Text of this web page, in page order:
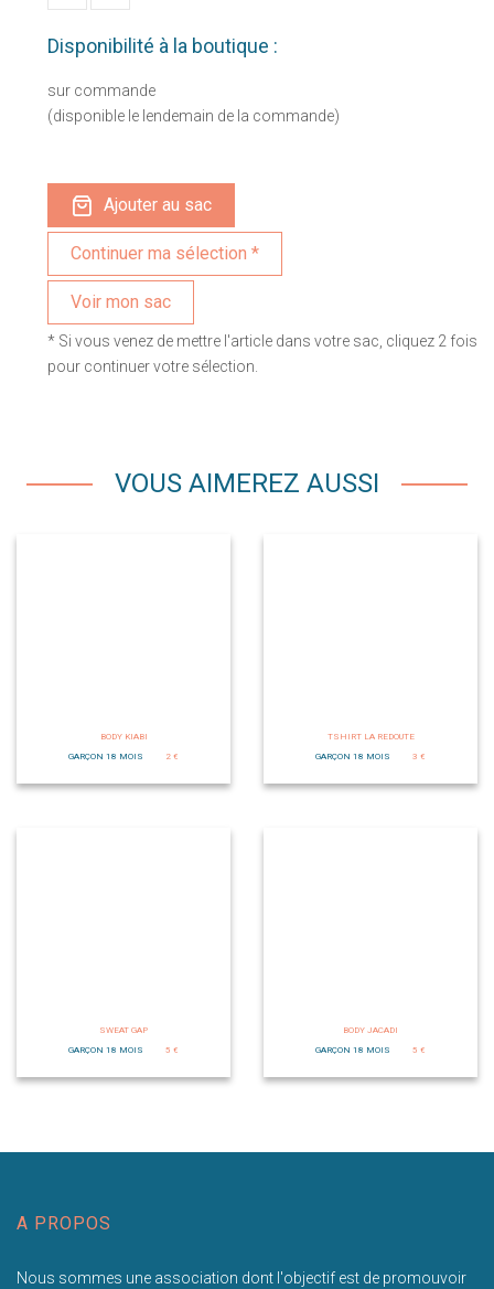
Disponibilité à la boutique :
sur commande
(disponible le lendemain de la commande)
Ajouter au sac
Voir mon sac
* Si vous venez de mettre l'article dans votre sac, cliquez 2 fois
pour continuer votre sélection.
VOUS AIMEREZ AUSSI
BODY KIABI
GARÇON 18 MOIS
2 €
TSHIRT LA REDOUTE
GARÇON 18 MOIS
3 €
SWEAT GAP
GARÇON 18 MOIS
5 €
BODY JACADI
GARÇON 18 MOIS
5 €
A PROPOS
Nous sommes une association dont l'objectif est de promouvoir